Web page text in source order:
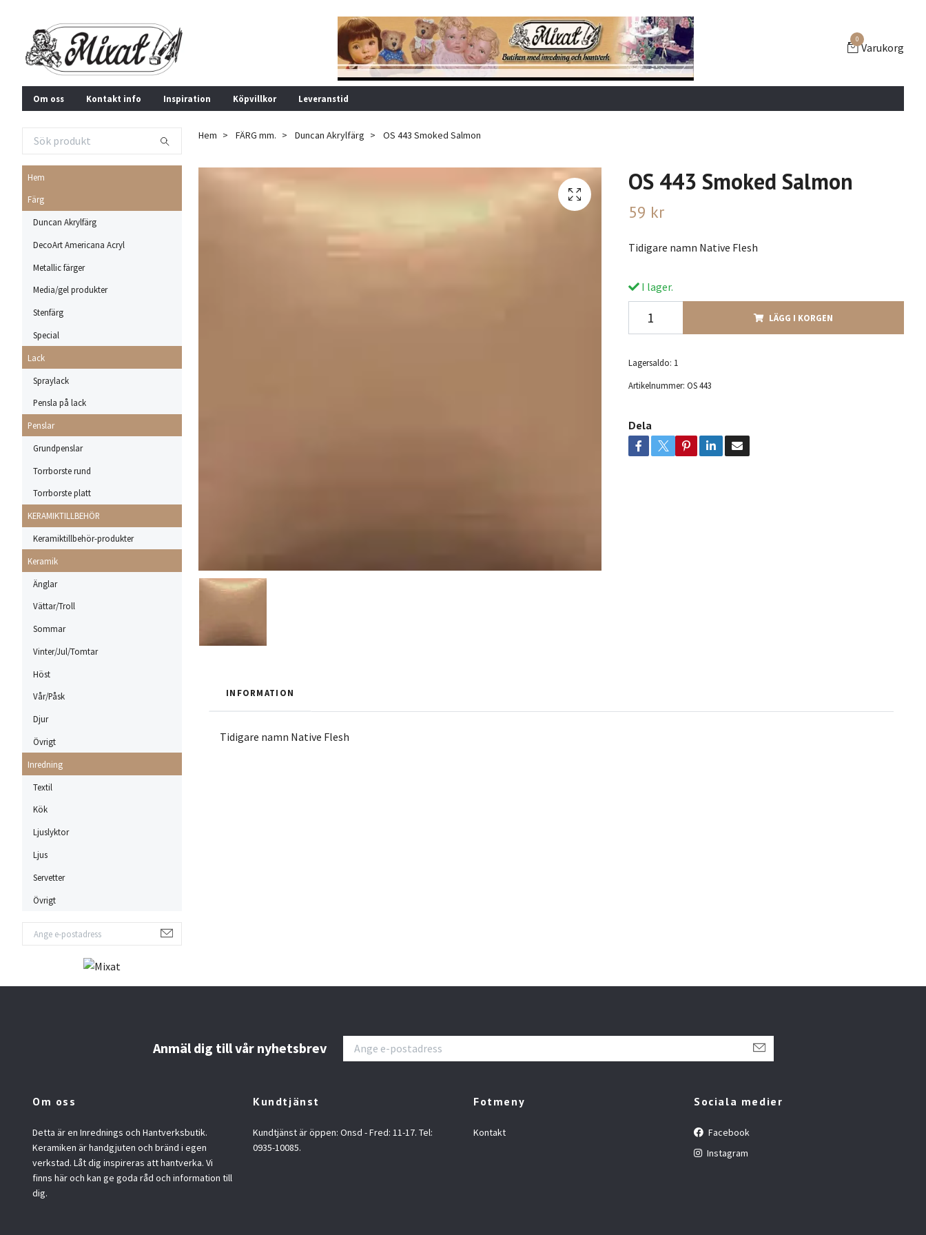
0
Varukorg
Om oss Kontakt info Inspiration Köpvillkor Leveranstid
Hem
Färg
Duncan Akrylfärg
DecoArt Americana Acryl
Metallic färger
Media/gel produkter
Stenfärg
Special
Lack
Spraylack
Pensla på lack
Penslar
Grundpenslar
Torrborste rund
Torrborste platt
KERAMIKTILLBEHÖR
Keramiktillbehör-produkter
Keramik
Änglar
Vättar/Troll
Sommar
Vinter/Jul/Tomtar
Höst
Vår/Påsk
Djur
Övrigt
Inredning
Textil
Kök
Ljuslyktor
Ljus
Servetter
Övrigt
Hem FÄRG mm. Duncan Akrylfärg OS 443 Smoked Salmon
OS 443 Smoked Salmon
59 kr
Tidigare namn Native Flesh
I lager.
LÄGG I KORGEN
Lagersaldo: 1
Artikelnummer: OS 443
Dela
INFORMATION
Tidigare namn Native Flesh
Anmäl dig till vår nyhetsbrev
Om oss
Detta är en Inrednings och Hantverksbutik.
Keramiken är handgjuten och bränd i egen
verkstad. Låt dig inspireras att hantverka. Vi
finns här och kan ge goda råd och information till
dig.
Kundtjänst
Kundtjänst är öppen: Onsd - Fred: 11-17. Tel:
0935-10085.
Fotmeny
Kontakt
Sociala medier
Facebook
Instagram